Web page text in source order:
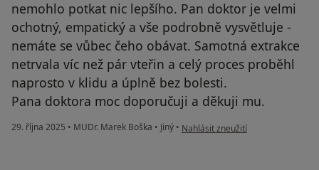
nemohlo potkat nic lepšího. Pan doktor je velmi
ochotný, empatický a vše podrobně vysvětluje -
nemáte se vůbec čeho obávat. Samotná extrakce
netrvala víc než pár vteřin a celý proces proběhl
naprosto v klidu a úplně bez bolesti.
Pana doktora moc doporučuji a děkuji mu.
29. října 2025 • MUDr. Marek Boška • Jiný • podle názoru uživatele Kateřina
Nahlásit zneužití